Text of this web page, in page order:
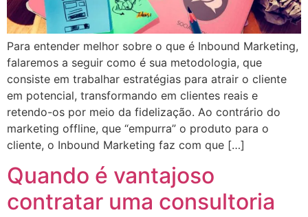
Para entender melhor sobre o que é Inbound Marketing,
falaremos a seguir como é sua metodologia, que
consiste em trabalhar estratégias para atrair o cliente
em potencial, transformando em clientes reais e
retendo-os por meio da fidelização. Ao contrário do
marketing offline, que “empurra” o produto para o
cliente, o Inbound Marketing faz com que […]
Quando é vantajoso
contratar uma consultoria